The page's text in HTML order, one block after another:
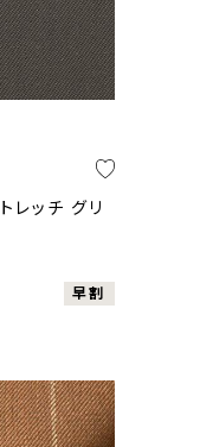
レッチ グリ
早割